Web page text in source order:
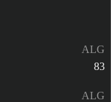
ALG
83
ALG